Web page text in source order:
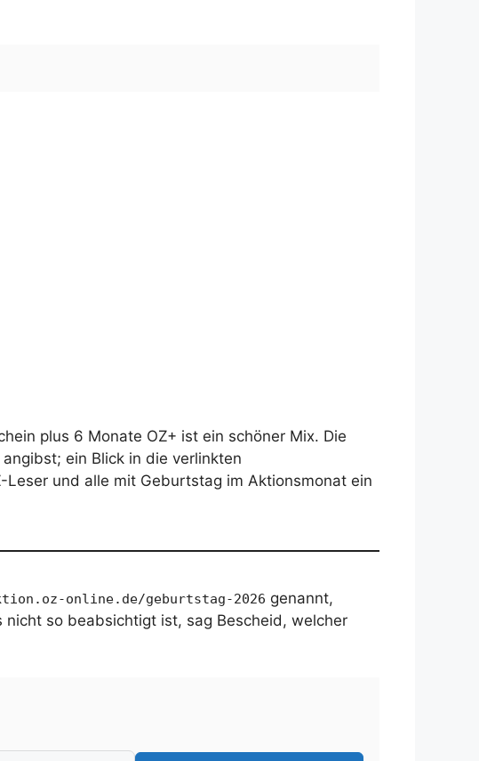
plus 6 Monate OZ+ ist ein schöner Mix. Die
ein Blick in die verlinkten
Leser und alle mit Geburtstag im Aktionsmonat ein
online.de/geburtstag-2026 genannt,
so beabsichtigt ist, sag Bescheid, welcher